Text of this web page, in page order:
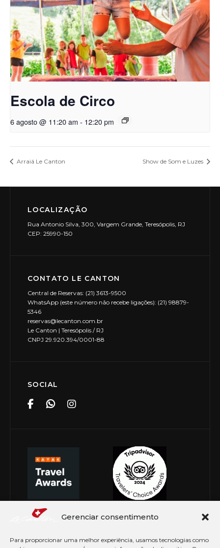
Gerenciar consentimento
Para proporcionar uma melhor experiência, usamos tecnologias como
Escola de Circo
6 agosto @ 11:20 am - 12:20 pm
Arraiá Le Canton Show de Som e Luzes
LOCALIZAÇÃO
Rua Antonio Silva, 300, Vargem Grande, Teresópolis, RJ
CEP: 25990-150
CONTATO LE CANTON
Central de Reservas: (21) 3613-9500
WhatsApp (este número não recebe ligações): (21) 98879-
5346
reservas@lecanton.com.br
Le Canton | Teresópolis / RJ
CNPJ 29.920.394/0001-88
SOCIAL